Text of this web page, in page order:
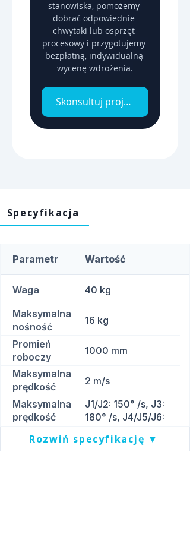
stanowiska, pomożemy
dobrać odpowiednie
chwytaki lub osprzęt
procesowy i przygotujemy
bezpłatną, indywidualną
wycenę wdrożenia.
Skonsultuj projekt z inżynierem
Specyfikacja
Parametr Wartość
Waga
40 kg
Maksymalna
nośność
16 kg
Promień
roboczy
1000 mm
Maksymalna
prędkość
liniowa
2 m/s
Maksymalna
prędkość
przegubów
J1/J2: 150° /s, J3:
180° /s, J4/J5/J6:
223° /s
Rozwiń specyfikację ▼